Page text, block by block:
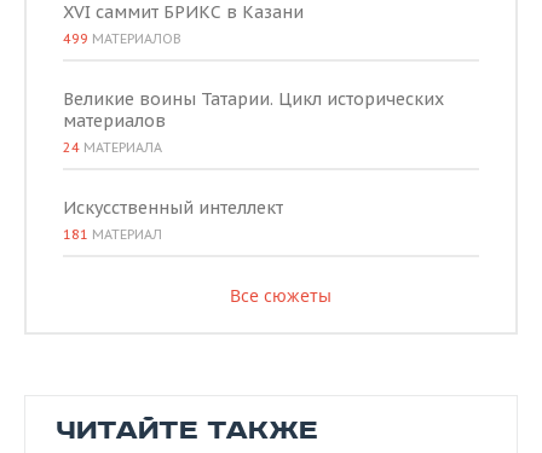
XVI саммит БРИКС в Казани
499 МАТЕРИАЛОВ
Великие воины Татарии. Цикл исторических
материалов
24 МАТЕРИАЛА
Искусственный интеллект
181 МАТЕРИАЛ
Все сюжеты
ЧИТАЙТЕ ТАКЖЕ